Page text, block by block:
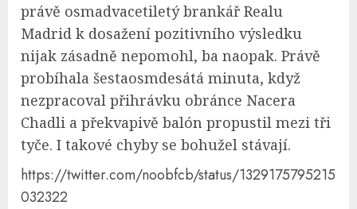
právě osmadvacetiletý brankář Realu
Madrid k dosažení pozitivního výsledku
nijak zásadně nepomohl, ba naopak. Právě
probíhala šestaosmdesátá minuta, když
nezpracoval přihrávku obránce Nacera
Chadli a překvapivě balón propustil mezi tři
tyče. I takové chyby se bohužel stávají.
https://twitter.com/noobfcb/status/1329175795215
032322